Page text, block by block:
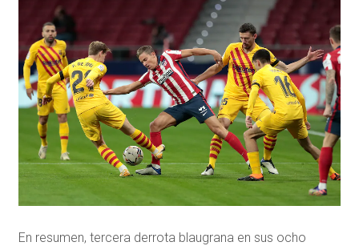
En resumen, tercera derrota blaugrana en sus ocho